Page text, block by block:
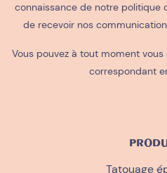
connaissance de notre politique
de recevoir nos
Vous pouvez à tout moment
correspondant
Tatouage